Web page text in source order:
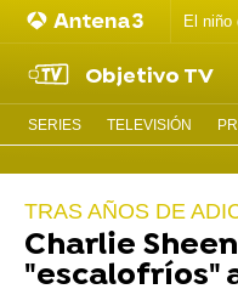
El niño
Objetivo TV
SERIES TELEVISIÓN
TRAS AÑOS DE
Charlie
"escalofríos"